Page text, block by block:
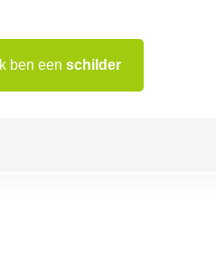
Ik ben een schilder